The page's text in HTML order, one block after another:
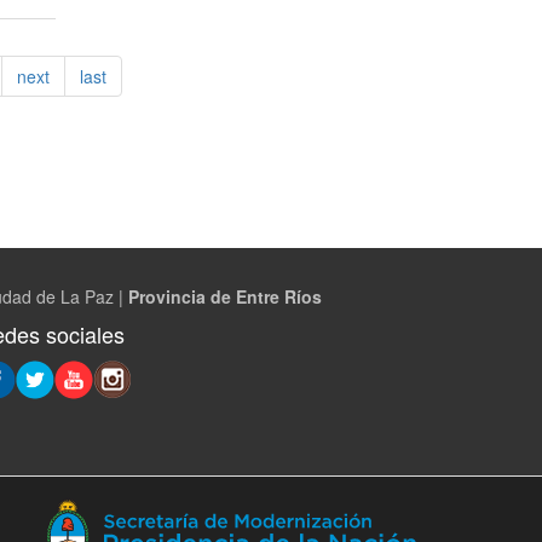
next last
de La Paz | Provincia de Entre Ríos
sociales